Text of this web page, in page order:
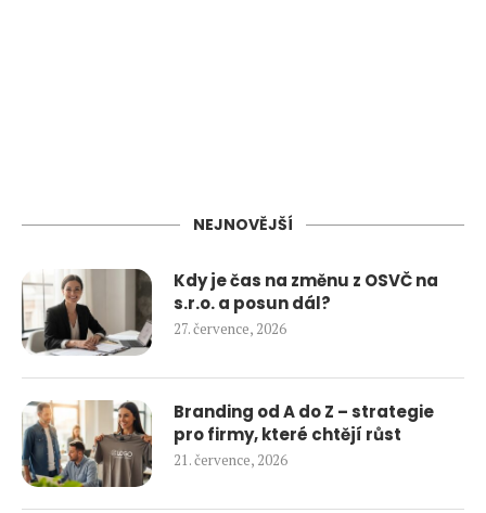
NEJNOVĚJŠÍ
Kdy je čas na změnu z OSVČ na
s.r.o. a posun dál?
27. července, 2026
Branding od A do Z – strategie
pro firmy, které chtějí růst
21. července, 2026